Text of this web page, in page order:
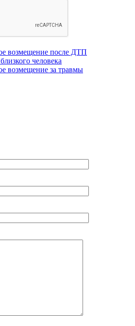
возмещение после ДТП
человека
возмещение за травмы